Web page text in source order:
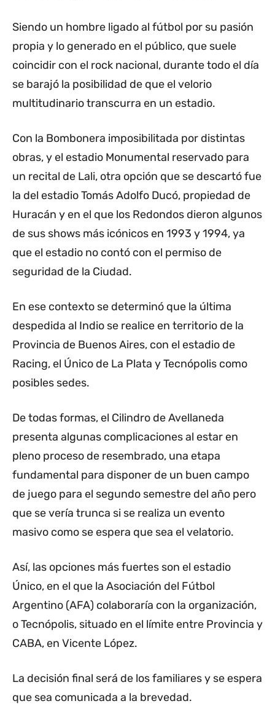
Siendo un hombre ligado al fútbol por su pasión
propia y lo generado en el público, que suele
coincidir con el rock nacional, durante todo el día
se barajó la posibilidad de que el velorio
multitudinario transcurra en un estadio.
Con la Bombonera imposibilitada por distintas
obras, y el estadio Monumental reservado para
un recital de Lali, otra opción que se descartó fue
la del estadio Tomás Adolfo Ducó, propiedad de
Huracán y en el que los Redondos dieron algunos
de sus shows más icónicos en 1993 y 1994, ya
que el estadio no contó con el permiso de
seguridad de la Ciudad.
En ese contexto se determinó que la última
despedida al Indio se realice en territorio de la
Provincia de Buenos Aires, con el estadio de
Racing, el Único de La Plata y Tecnópolis como
posibles sedes.
De todas formas, el Cilindro de Avellaneda
presenta algunas complicaciones al estar en
pleno proceso de resembrado, una etapa
fundamental para disponer de un buen campo
de juego para el segundo semestre del año pero
que se vería trunca si se realiza un evento
masivo como se espera que sea el velatorio.
Así, las opciones más fuertes son el estadio
Único, en el que la Asociación del Fútbol
Argentino (AFA) colaboraría con la organización,
o Tecnópolis, situado en el límite entre Provincia y
CABA, en Vicente López.
La decisión final será de los familiares y se espera
que sea comunicada a la brevedad.